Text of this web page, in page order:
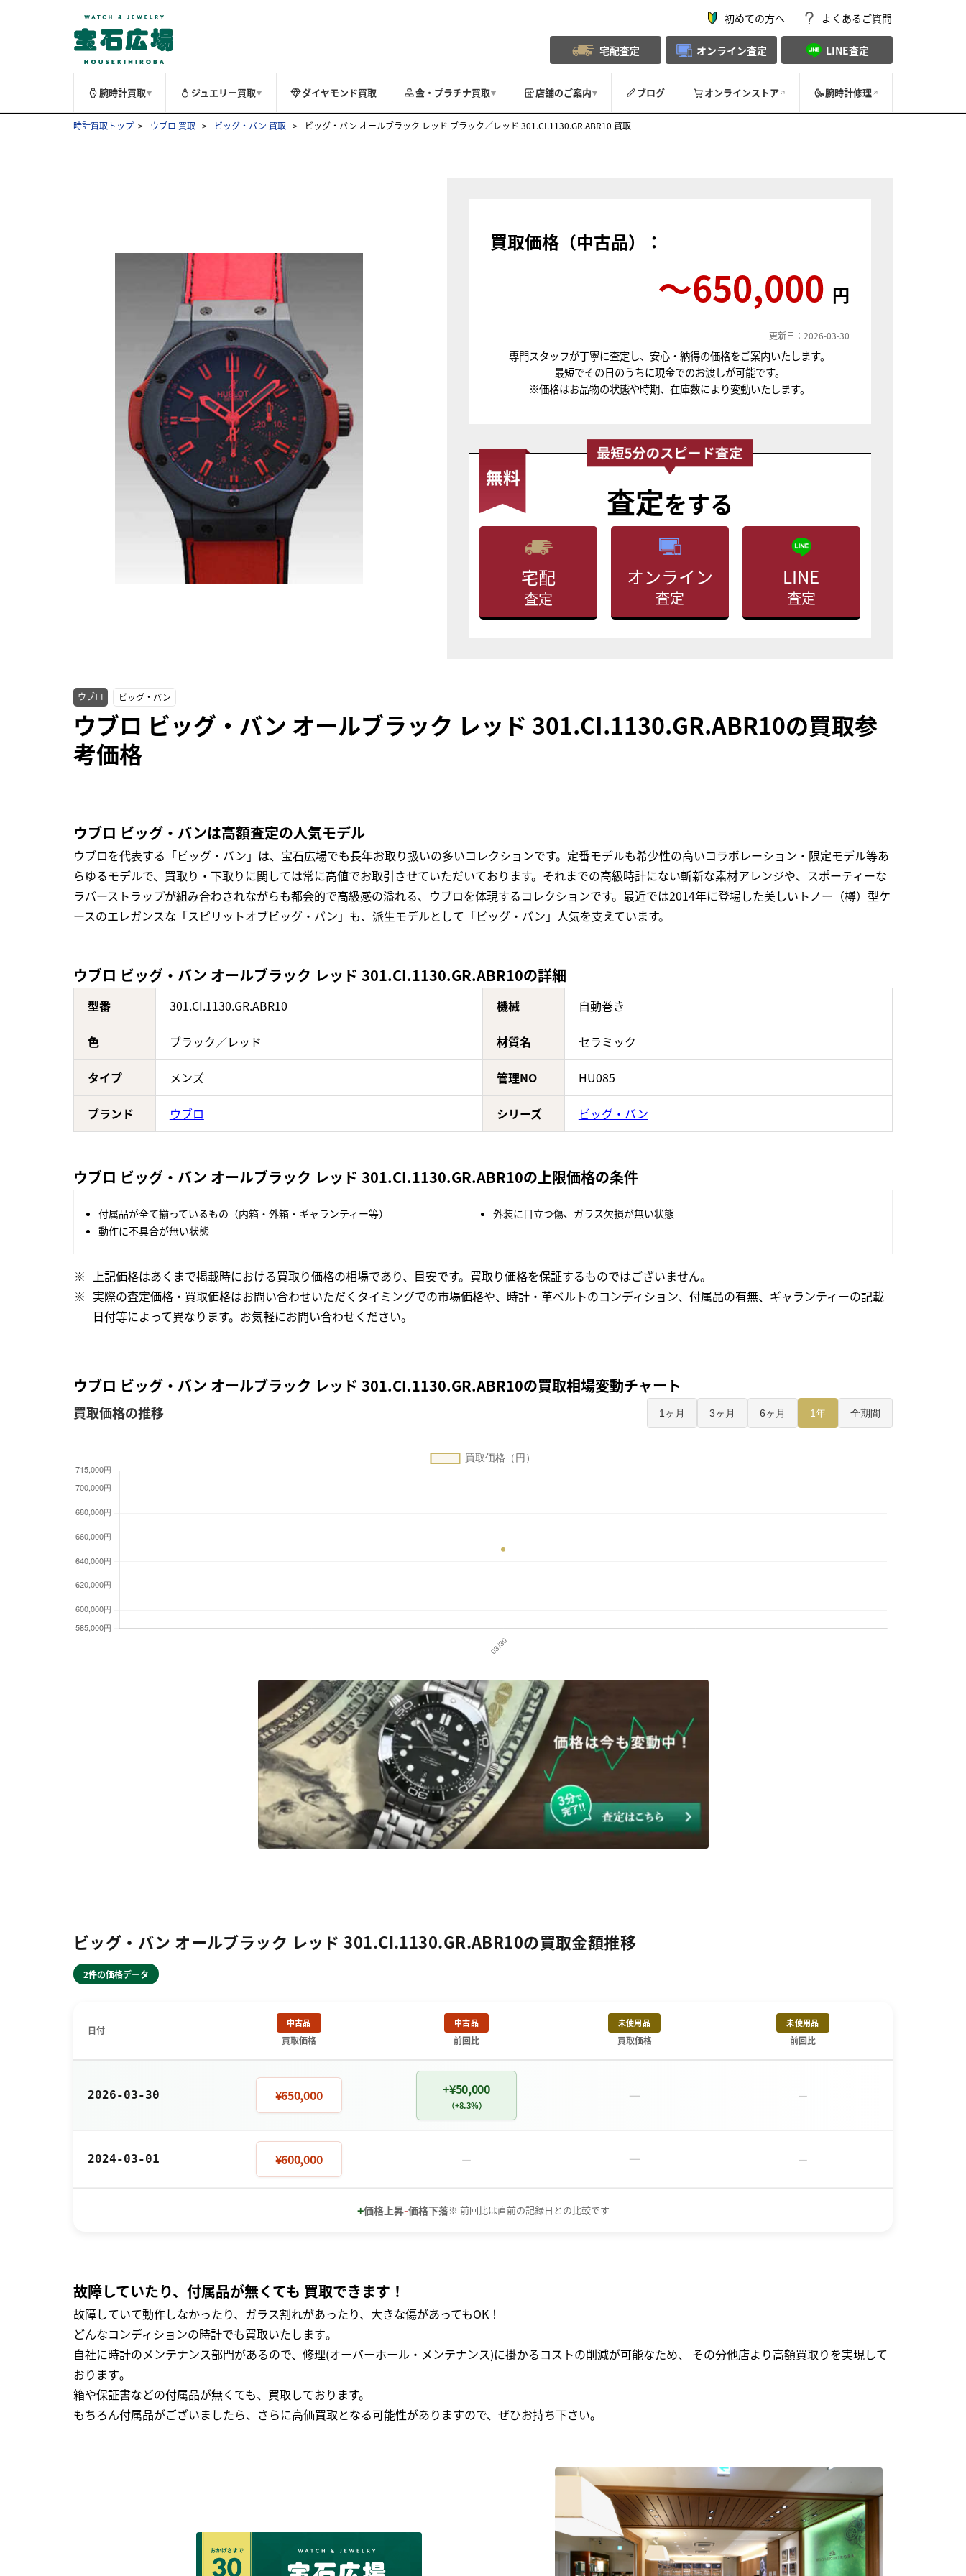
初めての方へ よくあるご質問
宅配査定 オンライン査定 LINE査定
腕時計買取▼ ジュエリー買取▼ ダイヤモンド買取 金・プラチナ買取▼ 店舗のご案内▼ ブログ オンラインストア 腕時計修理
時計買取トップ ウブロ 買取 ビッグ・バン 買取 ビッグ・バン オールブラック レッド ブラック／レッド 301.CI.1130.GR.ABR10 買取
買取価格（中古品）：
〜650,000 円
更新日：2026-03-30
専門スタッフが丁寧に査定し、安心・納得の価格をご案内いたします。
最短でその日のうちに現金でのお渡しが可能です。
※価格はお品物の状態や時期、在庫数により変動いたします。
査定をする
宅配
査定
オンライン
査定
LINE
査定
ウブロ ビッグ・バン
ウブロ ビッグ・バン オールブラック レッド 301.CI.1130.GR.ABR10の買取参
考価格
ウブロ ビッグ・バンは高額査定の人気モデル
ウブロを代表する「ビッグ・バン」は、宝石広場でも長年お取り扱いの多いコレクションです。定番モデルも希少性の高いコラボレーション・限定モデル等あ
らゆるモデルで、買取り・下取りに関しては常に高値でお取引させていただいております。それまでの高級時計にない斬新な素材アレンジや、スポーティーな
ラバーストラップが組み合わされながらも都会的で高級感の溢れる、ウブロを体現するコレクションです。最近では2014年に登場した美しいトノー（樽）型ケ
ースのエレガンスな「スピリットオブビッグ・バン」も、派生モデルとして「ビッグ・バン」人気を支えています。
ウブロ ビッグ・バン オールブラック レッド 301.CI.1130.GR.ABR10の詳細
型番 301.CI.1130.GR.ABR10 機械 自動巻き
色 ブラック／レッド 材質名 セラミック
タイプ メンズ 管理NO HU085
ブランド ウブロ シリーズ ビッグ・バン
ウブロ ビッグ・バン オールブラック レッド 301.CI.1130.GR.ABR10の上限価格の条件
付属品が全て揃っているもの（内箱・外箱・ギャランティー等）
外装に目立つ傷、ガラス欠損が無い状態
動作に不具合が無い状態
上記価格はあくまで掲載時における買取り価格の相場であり、目安です。買取り価格を保証するものではございません。
実際の査定価格・買取価格はお問い合わせいただくタイミングでの市場価格や、時計・革ベルトのコンディション、付属品の有無、ギャランティーの記載
日付等によって異なります。お気軽にお問い合わせください。
ウブロ ビッグ・バン オールブラック レッド 301.CI.1130.GR.ABR10の買取相場変動チャート
買取価格の推移 1ヶ月 3ヶ月 6ヶ月 1年 全期間
ビッグ・バン オールブラック レッド 301.CI.1130.GR.ABR10の買取金額推移
2件の価格データ
日付
中古品
買取価格
中古品
前回比
未使用品
買取価格
未使用品
前回比
2026-03-30 ¥650,000 +¥50,000
（+8.3%） － －
2024-03-01 ¥600,000 － － －
+価格上昇-価格下落※ 前回比は直前の記録日との比較です
故障していたり、付属品が無くても 買取できます！
故障していて動作しなかったり、ガラス割れがあったり、大きな傷があってもOK！
どんなコンディションの時計でも買取いたします｡
自社に時計のメンテナンス部門があるので、修理(オーバーホール・メンテナンス)に掛かるコストの削減が可能なため、 その分他店より高額買取りを実現して
おります｡
箱や保証書などの付属品が無くても、買取しております。
もちろん付属品がございましたら、さらに高価買取となる可能性がありますので、ぜひお持ち下さい｡